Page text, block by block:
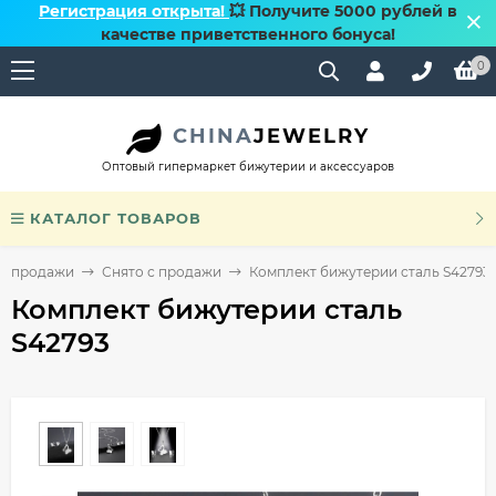
Регистрация открыта! 💥 Получите 5000 рублей в
качестве приветственного бонуса!
0
CHINAJEWELRY
Оптовый гипермаркет бижутерии и аксессуаров
КАТАЛОГ ТОВАРОВ
продажи Снято с продажи Комплект бижутерии сталь S42793
Комплект бижутерии сталь
S42793